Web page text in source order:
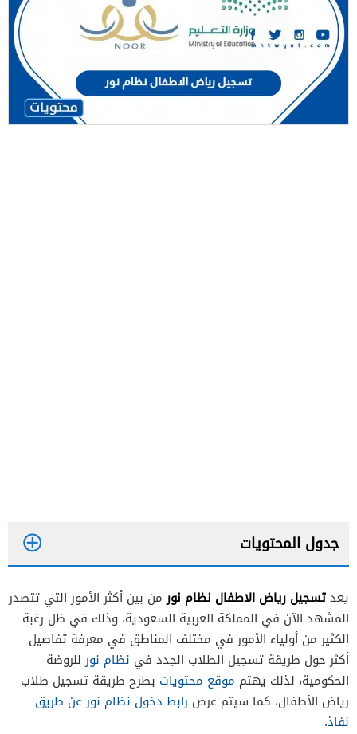
جدول المحتويات
يعدتسجيل رياض الاطفال نظام نورمن بين أكثر الأمور التي تتصدر
المشهد الآن في المملكة العربية السعودية، وذلك في ظل رغبة
الكثير من أولياء الأمور في مختلف المناطق في معرفة تفاصيل
أكثر حول طريقة تسجيل الطلاب الجدد في نظام نورللروضة
الحكومية، لذلك يهتم موقع محتويات بطرح طريقة تسجيل طلاب
رياض الأطفال، كما سيتم عرض رابط دخول نظام نور عن طريق
نفاذ.